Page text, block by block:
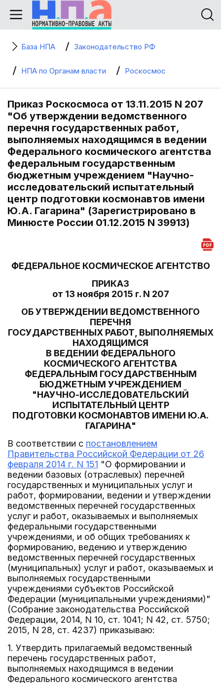
База НПА Законодательство РФ
НПА по Органам власти Роскосмос
Приказ Роскосмоса от 13.11.2015 N 207
"Об утверждении ведомственного
перечня государственных работ,
выполняемых находящимся в ведении
Федерального космического агентства
федеральным государственным
бюджетным учреждением "Научно-
исследовательский испытательный
центр подготовки космонавтов имени
Ю.А. Гагарина" (Зарегистрировано в
Минюсте России 01.12.2015 N 39913)
ФЕДЕРАЛЬНОЕ КОСМИЧЕСКОЕ АГЕНТСТВО
ПРИКАЗ
от 13 ноября 2015 г. N 207
ОБ УТВЕРЖДЕНИИ ВЕДОМСТВЕННОГО
ПЕРЕЧНЯ
ГОСУДАРСТВЕННЫХ РАБОТ, ВЫПОЛНЯЕМЫХ
НАХОДЯЩИМСЯ
В ВЕДЕНИИ ФЕДЕРАЛЬНОГО
КОСМИЧЕСКОГО АГЕНТСТВА
ФЕДЕРАЛЬНЫМ ГОСУДАРСТВЕННЫМ
БЮДЖЕТНЫМ УЧРЕЖДЕНИЕМ
"НАУЧНО-ИССЛЕДОВАТЕЛЬСКИЙ
ИСПЫТАТЕЛЬНЫЙ ЦЕНТР
ПОДГОТОВКИ КОСМОНАВТОВ ИМЕНИ Ю.А.
ГАГАРИНА"
В соответствии с постановлением
Правительства Российской Федерации от 26
февраля 2014 г. N 151 "О формировании и
ведении базовых (отраслевых) перечней
государственных и муниципальных услуг и
работ, формировании, ведении и утверждении
ведомственных перечней государственных
услуг и работ, оказываемых и выполняемых
федеральными государственными
учреждениями, и об общих требованиях к
формированию, ведению и утверждению
ведомственных перечней государственных
(муниципальных) услуг и работ, оказываемых и
выполняемых государственными
учреждениями субъектов Российской
Федерации (муниципальными учреждениями)"
(Собрание законодательства Российской
Федерации, 2014, N 10, ст. 1041; N 42, ст. 5750;
2015, N 28, ст. 4237) приказываю:
1. Утвердить прилагаемый ведомственный
перечень государственных работ,
выполняемых находящимся в ведении
Федерального космического агентства